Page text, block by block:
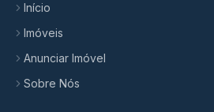
Início
Imóveis
Anunciar Imóvel
Sobre Nós